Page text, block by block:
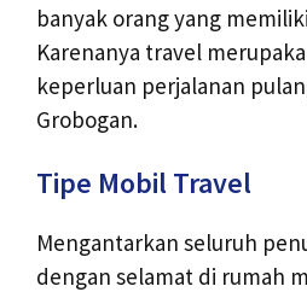
banyak orang yang
Karenanya travel
keperluan perjalanan
Grobogan.
Tipe Mobil Travel
Mengantarkan seluruh
dengan selamat di rumah